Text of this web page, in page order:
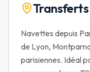
Navettes depuis
de Lyon,
parisiennes. Idéal